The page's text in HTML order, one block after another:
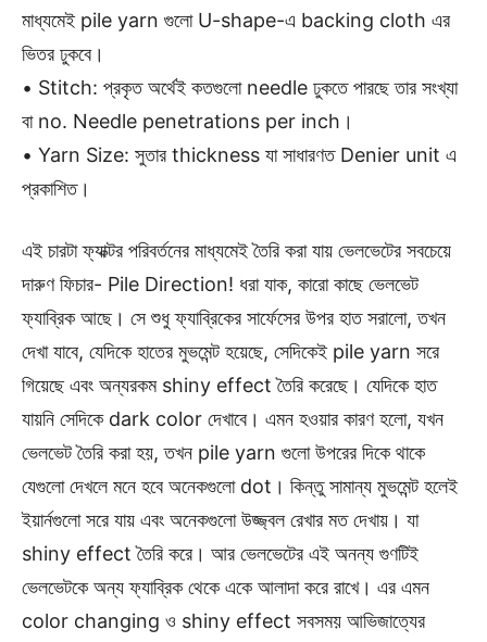
মাধ্যমেই pile yarn গুলো U-shape-এ backing cloth এর
ভিতর ঢুকবে।
• Stitch: প্রকৃত অর্থেই কতগুলো needle ঢুকতে পারছে তার সংখ্যা
বা no. Needle penetrations per inch।
• Yarn Size: সুতার thickness যা সাধারণত Denier unit এ
প্রকাশিত।
এই চারটা ফ্যাক্টর পরিবর্তনের মাধ্যমেই তৈরি করা যায় ভেলভেটের সবচেয়ে
দারুণ ফিচার- Pile Direction! ধরা যাক, কারো কাছে ভেলভেট
ফ্যাব্রিক আছে। সে শুধু ফ্যাব্রিকের সার্ফেসের উপর হাত সরালো, তখন
দেখা যাবে, যেদিকে হাতের মুভমেন্ট হয়েছে, সেদিকেই pile yarn সরে
গিয়েছে এবং অন্যরকম shiny effect তৈরি করেছে। যেদিকে হাত
যায়নি সেদিকে dark color দেখাবে। এমন হওয়ার কারণ হলো, যখন
ভেলভেট তৈরি করা হয়, তখন pile yarn গুলো উপরের দিকে থাকে
যেগুলো দেখলে মনে হবে অনেকগুলো dot। কিন্তু সামান্য মুভমেন্ট হলেই
ইয়ার্নগুলো সরে যায় এবং অনেকগুলো উজ্জ্বল রেখার মত দেখায়। যা
shiny effect তৈরি করে। আর ভেলভেটের এই অনন্য গুণটিই
ভেলভেটকে অন্য ফ্যাব্রিক থেকে একে আলাদা করে রাখে। এর এমন
color changing ও shiny effect সবসময় আভিজাত্যের